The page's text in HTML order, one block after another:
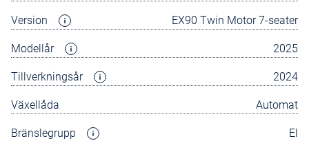
Version EX90 Twin Motor 7-seater
Modellår 2025
Tillverkningsår 2024
Växellåda Automat
Bränslegrupp El